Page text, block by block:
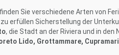
Sie verschiedene Arten von
erfüllen Sicherstellung der
, die Stadt an der Riviera und in den
Lido, Grottammare,